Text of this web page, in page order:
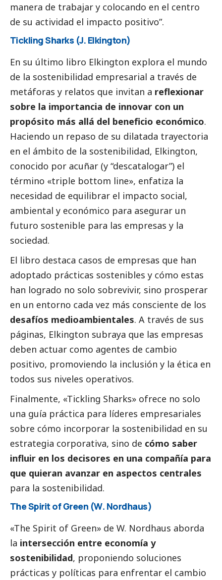
manera de trabajar y colocando en el centro
de su actividad el impacto positivo”.
Tickling Sharks (J. Elkington)
En su último libro Elkington explora el mundo
de la sostenibilidad empresarial a través de
metáforas y relatos que invitan a reflexionar
sobre la importancia de innovar con un
propósito más allá del beneficio económico.
Haciendo un repaso de su dilatada trayectoria
en el ámbito de la sostenibilidad, Elkington,
conocido por acuñar (y “descatalogar”) el
término «triple bottom line», enfatiza la
necesidad de equilibrar el impacto social,
ambiental y económico para asegurar un
futuro sostenible para las empresas y la
sociedad.
El libro destaca casos de empresas que han
adoptado prácticas sostenibles y cómo estas
han logrado no solo sobrevivir, sino prosperar
en un entorno cada vez más consciente de los
desafíos medioambientales. A través de sus
páginas, Elkington subraya que las empresas
deben actuar como agentes de cambio
positivo, promoviendo la inclusión y la ética en
todos sus niveles operativos.
Finalmente, «Tickling Sharks» ofrece no solo
una guía práctica para líderes empresariales
sobre cómo incorporar la sostenibilidad en su
estrategia corporativa, sino de cómo saber
influir en los decisores en una compañía para
que quieran avanzar en aspectos centrales
para la sostenibilidad.
The Spirit of Green (W. Nordhaus)
«The Spirit of Green» de W. Nordhaus aborda
la intersección entre economía y
sostenibilidad, proponiendo soluciones
prácticas y políticas para enfrentar el cambio